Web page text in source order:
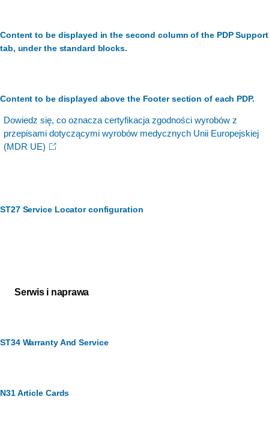
Content to be displayed in the second column of the PDP Support
tab, under the standard blocks.
Content to be displayed above the Footer section of each PDP.
Dowiedz się, co oznacza certyfikacja zgodności wyrobów z
przepisami dotyczącymi wyrobów medycznych Unii Europejskiej
(MDR UE)
ST27 Service Locator configuration
Serwis i naprawa
ST34 Warranty And Service
N31 Article Cards